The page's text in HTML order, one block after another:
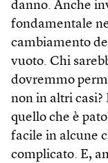
danno. Anche
fondamentale
cambiamento
vuoto. Chi
dovremmo
non in altri casi?
quello che è
facile in alcune
complicato. E,